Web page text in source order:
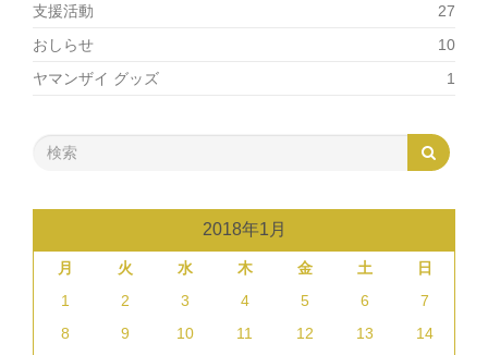
支援活動
27
おしらせ
10
ヤマンザイ グッズ
1
2018年1月
月 火 水 木 金 土
日
1
2 3 4 5 6
7
8
9 10 11 12 13
14